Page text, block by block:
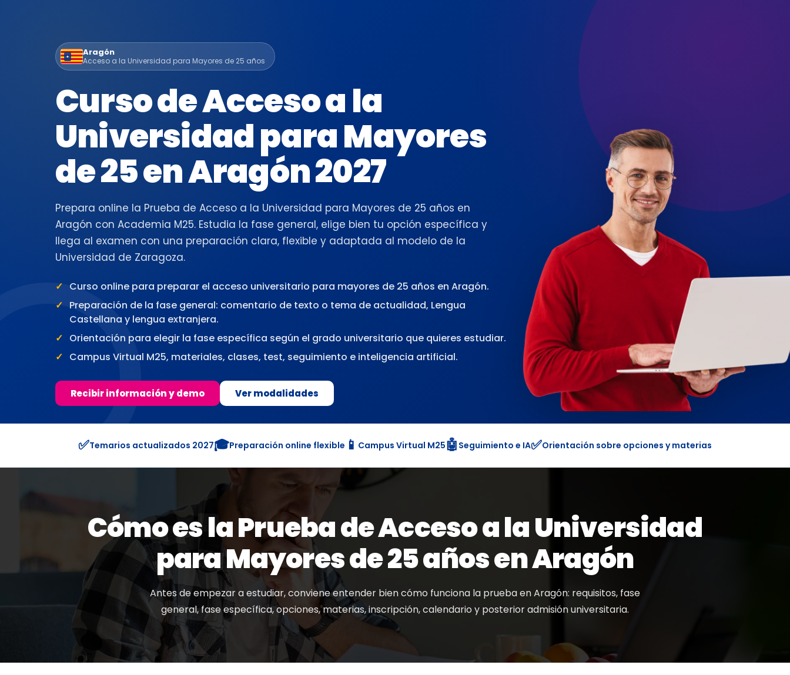
Aragón
Acceso a la Universidad para Mayores de 25 años
Curso de Acceso a la
Universidad para Mayores
de 25 en Aragón 2027
Prepara online la Prueba de Acceso a la Universidad para Mayores de 25 años en
Aragón con Academia M25. Estudia la fase general, elige bien tu opción específica y
llega al examen con una preparación clara, flexible y adaptada al modelo de la
Universidad de Zaragoza.
Curso online para preparar el acceso universitario para mayores de 25 años en Aragón.
Preparación de la fase general: comentario de texto o tema de actualidad, Lengua
Castellana y lengua extranjera.
Orientación para elegir la fase específica según el grado universitario que quieres estudiar.
Campus Virtual M25, materiales, clases, test, seguimiento e inteligencia artificial.
Recibir información y demo Ver modalidades
✅Temarios actualizados 2027🎓Preparación online flexible 📱 Campus Virtual M25🤖 Seguimiento e IA✅Orientación sobre opciones y materias
Cómo es la Prueba de Acceso a la Universidad
para Mayores de 25 años en Aragón
Antes de empezar a estudiar, conviene entender bien cómo funciona la prueba en Aragón: requisitos, fase
general, fase específica, opciones, materias, inscripción, calendario y posterior admisión universitaria.